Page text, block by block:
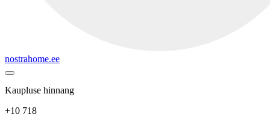
nostrahome.ee
Kaupluse hinnang
+10 718